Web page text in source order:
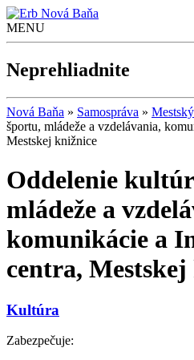
Nová Baňa
MENU
Neprehliadnite
Nová Baňa » Samospráva »
športu, mládeže a vzdelávania,
Mestskej knižnice
Oddelenie
mládeže a
komunikácie a
centra,
Kultúra
Zabezpečuje: